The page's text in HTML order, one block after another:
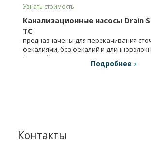
Узнать стоимость
Канализационные насосы Drain
TC
предназначены для перекачивания
фекалиями, без фекалий и
фракций, загрязненная вода.
Подробнее
Контакты